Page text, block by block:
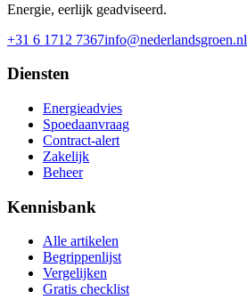
Energie, eerlijk geadviseerd.
+31 6 1712 7367info@nederlandsgroen.nl
Diensten
Energieadvies
Spoedaanvraag
Contract-alert
Zakelijk
Beheer
Kennisbank
Alle artikelen
Begrippenlijst
Vergelijken
Gratis checklist